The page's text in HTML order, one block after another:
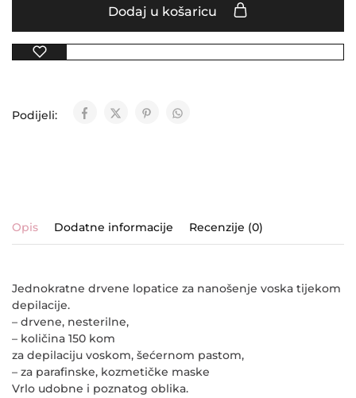
Dodaj u košaricu
Podijeli:
Opis Dodatne informacije Recenzije (0)
Jednokratne drvene lopatice za nanošenje voska tijekom
depilacije.
– drvene, nesterilne,
– količina 150 kom
za depilaciju voskom, šećernom pastom,
– za parafinske, kozmetičke maske
Vrlo udobne i poznatog oblika.